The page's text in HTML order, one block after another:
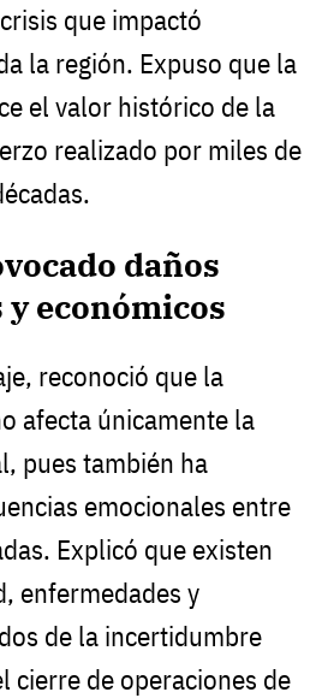
que impactó
la región. Expuso que la
el valor histórico de la
realizado por miles de
daños
económicos
reconoció que la
afecta únicamente la
pues también ha
emocionales entre
Explicó que existen
enfermedades y
de la incertidumbre
cierre de operaciones de